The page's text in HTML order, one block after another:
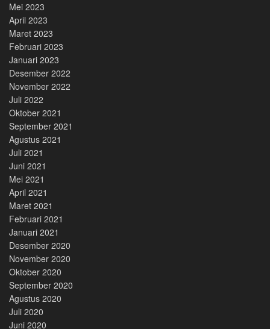
Mei 2023
April 2023
Maret 2023
Februari 2023
Januari 2023
Desember 2022
November 2022
Juli 2022
Oktober 2021
September 2021
Agustus 2021
Juli 2021
Juni 2021
Mei 2021
April 2021
Maret 2021
Februari 2021
Januari 2021
Desember 2020
November 2020
Oktober 2020
September 2020
Agustus 2020
Juli 2020
Juni 2020